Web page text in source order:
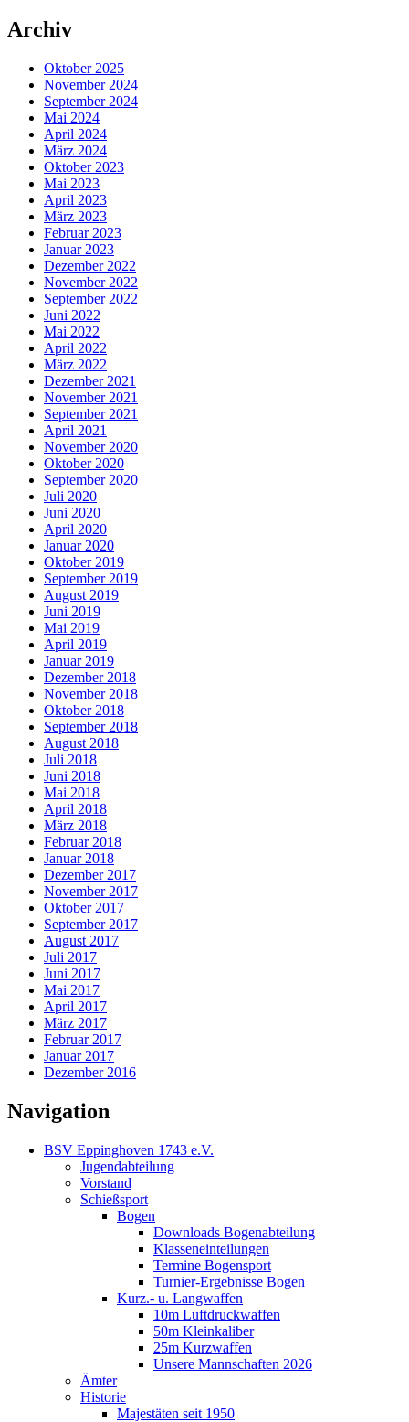
Archiv
Oktober 2025
November 2024
September 2024
Mai 2024
April 2024
März 2024
Oktober 2023
Mai 2023
April 2023
März 2023
Februar 2023
Januar 2023
Dezember 2022
November 2022
September 2022
Juni 2022
Mai 2022
April 2022
März 2022
Dezember 2021
November 2021
September 2021
April 2021
November 2020
Oktober 2020
September 2020
Juli 2020
Juni 2020
April 2020
Januar 2020
Oktober 2019
September 2019
August 2019
Juni 2019
Mai 2019
April 2019
Januar 2019
Dezember 2018
November 2018
Oktober 2018
September 2018
August 2018
Juli 2018
Juni 2018
Mai 2018
April 2018
März 2018
Februar 2018
Januar 2018
Dezember 2017
November 2017
Oktober 2017
September 2017
August 2017
Juli 2017
Juni 2017
Mai 2017
April 2017
März 2017
Februar 2017
Januar 2017
Dezember 2016
Navigation
BSV Eppinghoven 1743 e.V.
Jugendabteilung
Vorstand
Schießsport
Bogen
Downloads Bogenabteilung
Klasseneinteilungen
Termine Bogensport
Turnier-Ergebnisse Bogen
Kurz.- u. Langwaffen
10m Luftdruckwaffen
50m Kleinkaliber
25m Kurzwaffen
Unsere Mannschaften 2026
Ämter
Historie
Majestäten seit 1950